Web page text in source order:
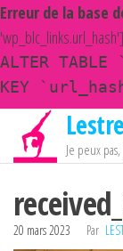
Erreur de la base
'wp_blc_links.url_hash']
ALTER
KEY
Passer
contenu
Je peux
20 mars 2023 Par